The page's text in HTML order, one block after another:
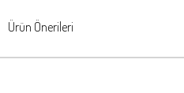
Ürün Önerileri